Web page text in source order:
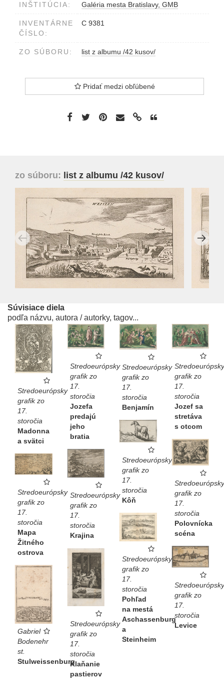
INŠTITÚCIA: Galéria mesta Bratislavy, GMB
INVENTÁRNE
ČÍSLO:
C 9381
ZO SÚBORU: list z albumu /42 kusov/
Pridať medzi obľúbené
zo súboru: list z albumu /42 kusov/
Súvisiace diela
podľa názvu, autora / autorky, tagov...
Stredoeurópsky
grafik zo
17.
storočia
Madonna
a svätci
Stredoeurópsky
grafik zo
17.
storočia
Jozefa
predajú
jeho
bratia
Stredoeurópsky
grafik zo
17.
storočia
Benjamín
Stredoeurópsky
grafik zo
17.
storočia
Jozef sa
stretáva
s otcom
Stredoeurópsky
grafik zo
17.
storočia
Kôň
Stredoeurópsky
grafik zo
17.
storočia
Polovnícka
scéna
Stredoeurópsky
grafik zo
17.
storočia
Krajina
Stredoeurópsky
grafik zo
17.
storočia
Mapa
Žitného
ostrova
Stredoeurópsky
grafik zo
17.
storočia
Pohľad
na mestá
Aschassenburg
a
Steinheim
Stredoeurópsky
grafik zo
17.
storočia
Levice
Stredoeurópsky
grafik zo
17.
storočia
Klaňanie
pastierov
Gabriel
Bodenehr
st.
Stulweissenburg